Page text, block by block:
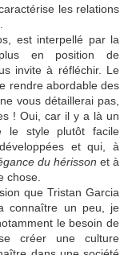
les relations
est interpellé par la
en position de
invite à réfléchir. Le
rendre abordable des
vous détaillerai pas,
! Oui, car il y a là un
le style plutôt facile
et qui, à
du hérisson et à
chose.
que Tristan Garcia
connaître un peu, je
le besoin de
créer une culture